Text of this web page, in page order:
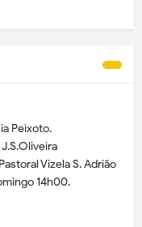
Peixoto.
Vizela S. Adrião
14h00.